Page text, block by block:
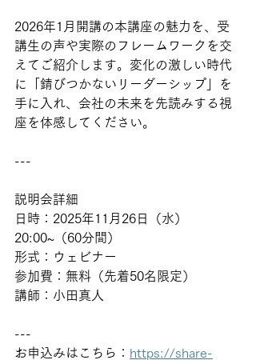
2026年1月開講の本講座の魅力を、受
講生の声や実際のフレームワークを交
えてご紹介します。変化の激しい時代
に「錆びつかないリーダーシップ」を
手に入れ、会社の未来を先読みする視
座を体感してください。
---
説明会詳細
日時：2025年11月26日（水）
20:00~（60分間）
形式：ウェビナー
参加費：無料（先着50名限定）
講師：小田真人
---
お申込みはこちら： https://share-